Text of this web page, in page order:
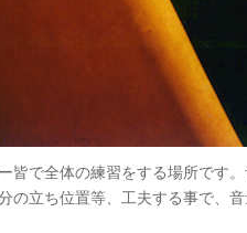
皆で全体の練習をする場所です
の立ち位置等、工夫する事で、